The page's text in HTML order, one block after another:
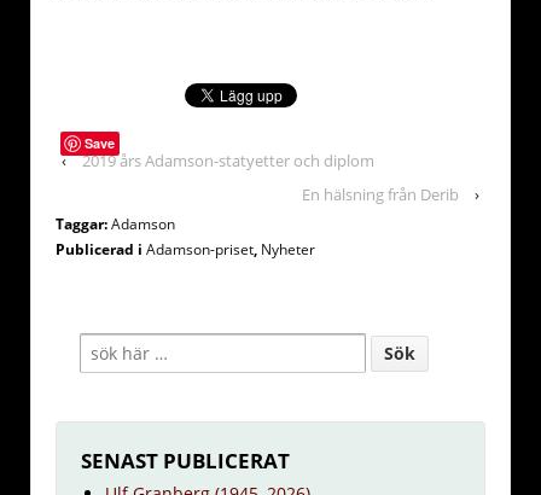
Save
‹ 2019 års Adamson-statyetter och diplom
En hälsning från Derib
›
Taggar:Adamson
Publicerad i Adamson-priset, Nyheter
SENAST PUBLICERAT